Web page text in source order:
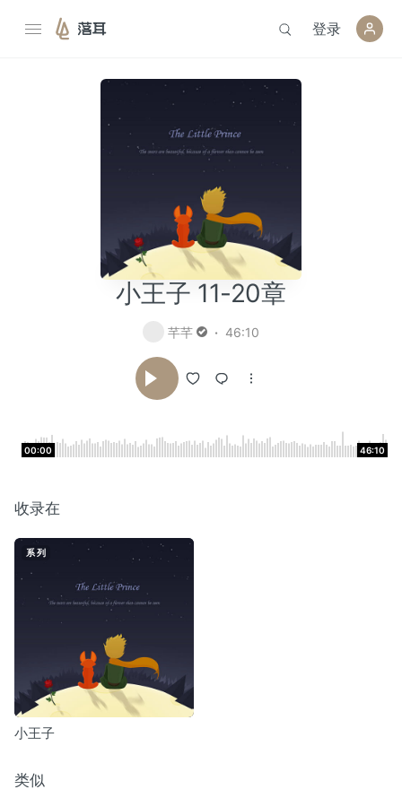
落耳 登录
小王子 11-20章
芊芊 46:10
00:00 46:10
收录在
系列
小王子
类似